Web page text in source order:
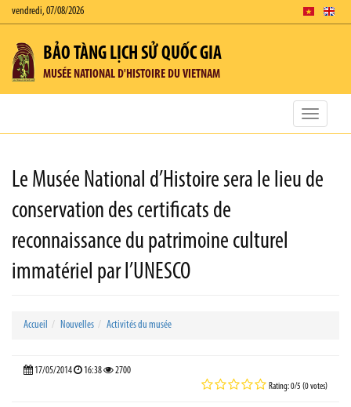
vendredi, 07/08/2026
BẢO TÀNG LỊCH SỬ QUỐC GIA
MUSÉE NATIONAL D'HISTOIRE DU VIETNAM
Toggle
Le Musée National d’Histoire sera le lieu de
conservation des certificats de
reconnaissance du patrimoine culturel
immatériel par l’UNESCO
Accueil Nouvelles Activités du musée
17/05/2014 16:38 2700
Rating: 0/5 (0 votes)